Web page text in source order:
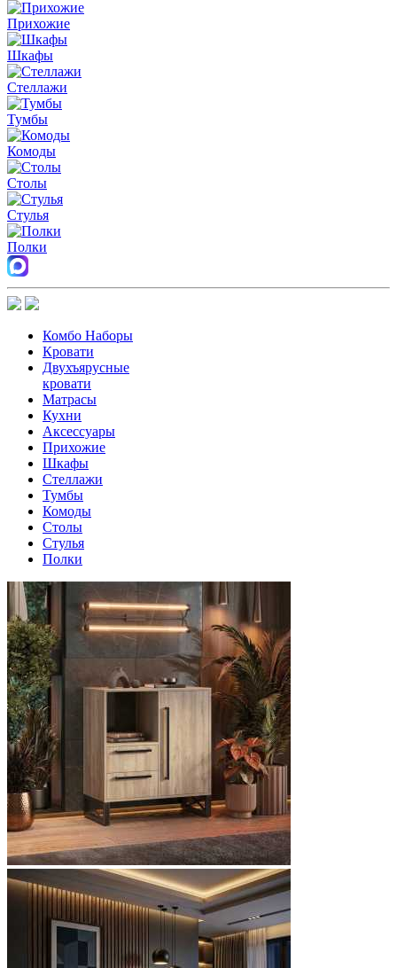
Прихожие
Шкафы
Стеллажи
Тумбы
Комоды
Столы
Стулья
Полки
Комбо Наборы
Кровати
Двухъярусные
кровати
Матрасы
Кухни
Аксессуары
Прихожие
Шкафы
Стеллажи
Тумбы
Комоды
Столы
Стулья
Полки